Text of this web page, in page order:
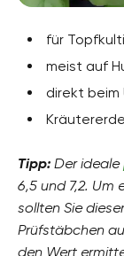
für
meist auf
direkt
Tipp: Der ideale
6,5 und 7,2. Um
sollten Sie
Prüfstäbchen
den Wert